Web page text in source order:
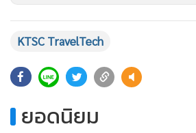
KTSC TravelTech
ยอดนิยม